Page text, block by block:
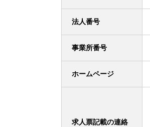
法人番号
事業所番号
ホームページ
求人票記載の連絡